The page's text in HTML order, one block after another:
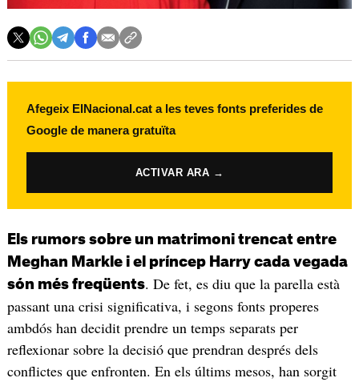
Afegeix ElNacional.cat a les teves fonts preferides de
Google de manera gratuïta
ACTIVAR ARA →
Els rumors sobre un matrimoni trencat entre
Meghan Markle i el príncep Harry cada vegada
són més freqüents. De fet, es diu que la parella està
passant una crisi significativa, i segons fonts properes
ambdós han decidit prendre un temps separats per
reflexionar sobre la decisió que prendran després dels
conflictes que enfronten. En els últims mesos, han sorgit